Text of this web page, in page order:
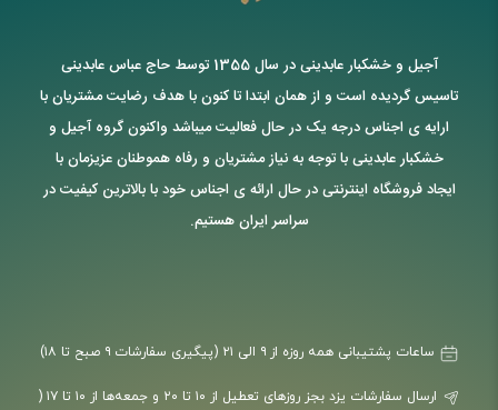
آجیل و خشکبار عابدینی در سال 1355 توسط حاج عباس عابدینی
تاسیس گردیده است و از همان ابتدا تا کنون با هدف رضایت مشتریان با
ارایه ی اجناس درجه یک در حال فعالیت میباشد واکنون گروه آجیل و
خشکبار عابدینی با توجه به نیاز مشتریان و رفاه هموطنان عزیزمان با
ایجاد فروشگاه اینترنتی در حال ارائه ی اجناس خود با بالاترین کیفیت در
سراسر ایران هستیم.
ارسال سفارشات یزد بجز روزهای تعطیل از ۱۰ تا ۲۰ و جمعه‌ها از ۱۰ تا ۱۷ (